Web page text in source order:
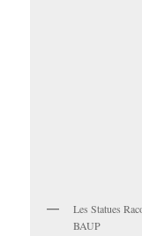
Les Statues
BAUP